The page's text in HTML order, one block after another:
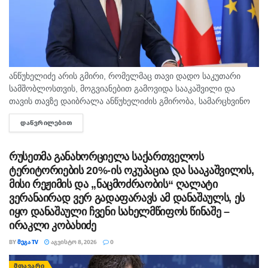
ანწუხელიძე არის გმირი, რომელმაც თავი დადო საკუთარი
სამშობლოსთვის, მოგვიანებით გამოვიდა სააკაშვილი და
თავის თავზე დაიბრალა ანწუხელიძის გმირობა, სამარცხვინო
სიტყვები თქვა, თითქოს, სააკაშვილისთვის შეგინებას თუ
რაღაც ამგვარს სთხოვდნენ მას, - ამის შესახებ...
ᲓᲐᲬᲕᲠᲘᲚᲔᲑᲘᲗ
რუსეთმა განახორციელა საქართველოს
ტერიტორიების 20%-ის ოკუპაცია და სააკაშვილის,
მისი რეჟიმის და „ნაცმოძრაობის“ ღალატი
ვერანაირად ვერ გადაფარავს ამ დანაშაულს, ეს
იყო დანაშაული ჩვენი სახელმწიფოს წინაშე –
ირაკლი კობახიძე
BYᲛᲔᲒᲐ TV ᲐᲒᲕᲘᲡᲢᲝ 8, 2026 0
ᲛᲗᲐᲕᲐᲠᲘ